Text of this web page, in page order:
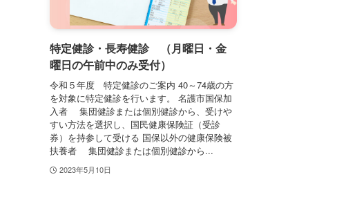
特定健診・長寿健診 （月曜日・金
曜日の午前中のみ受付）
令和５年度 特定健診のご案内 40～74歳の方
を対象に特定健診を行います。 名護市国保加
入者 集団健診または個別健診から、受けや
すい方法を選択し、国民健康保険証（受診
券）を持参して受ける 国保以外の健康保険被
扶養者 集団健診または個別健診から...
2023年5月10日